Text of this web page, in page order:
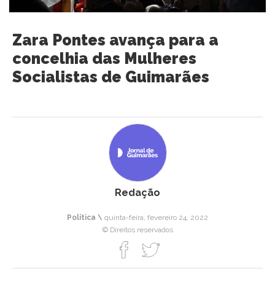
Zara Pontes avança para a
concelhia das Mulheres
Socialistas de Guimarães
Redação
Política \ quinta-feira, fevereiro 24, 2022
© Direitos reservados